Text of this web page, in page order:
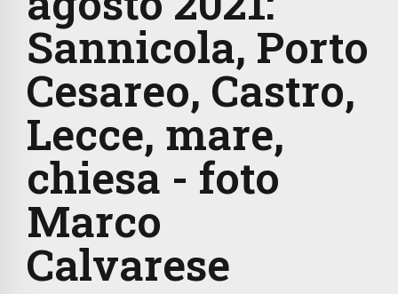
Sannicola, Porto
Cesareo, Castro,
Lecce, mare,
chiesa - foto
Marco
Calvarese